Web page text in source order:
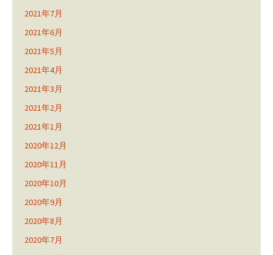
2021年7月
2021年6月
2021年5月
2021年4月
2021年3月
2021年2月
2021年1月
2020年12月
2020年11月
2020年10月
2020年9月
2020年8月
2020年7月